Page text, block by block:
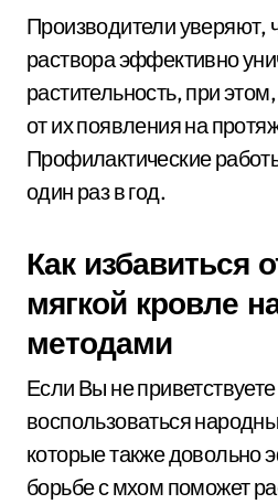
Производители уверяют,
раствора эффективно
растительность, при
от их появления на
Профилактические
один раз в год.
Как избавиться
мягкой кровле
методами
Если Вы не
воспользоваться
которые также довольно
борьбе с мхом поможет